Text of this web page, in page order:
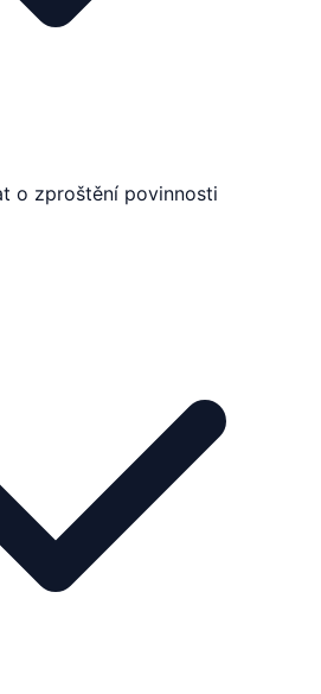
o zproštění povinnosti